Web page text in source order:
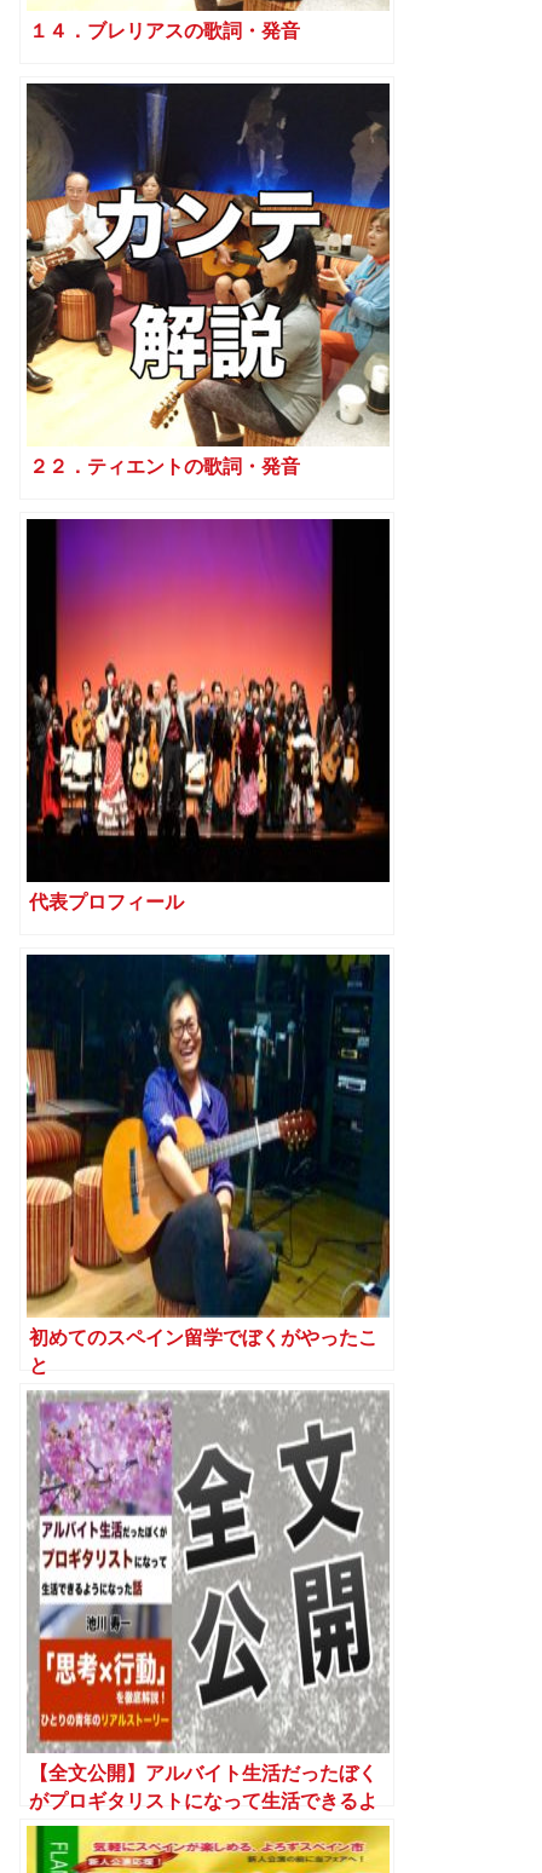
１４．ブレリアスの歌詞・発音
２２．ティエントの歌詞・発音
代表プロフィール
初めてのスペイン留学でぼくがやったこ
と
【全文公開】アルバイト生活だったぼく
がプロギタリストになって生活できるよ
うになった話